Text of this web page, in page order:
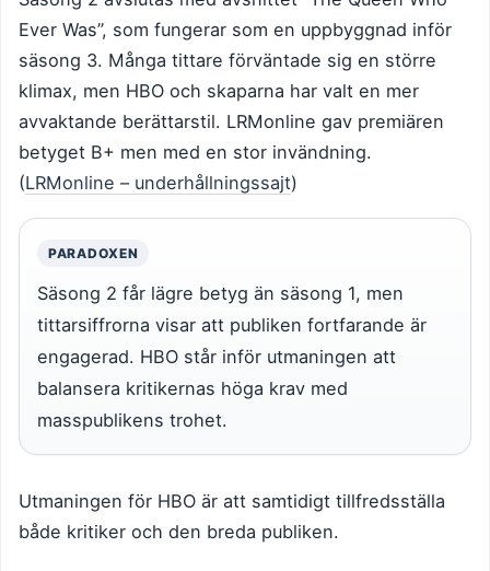
Ever Was”, som fungerar som en uppbyggnad inför
säsong 3. Många tittare förväntade sig en större
klimax, men HBO och skaparna har valt en mer
avvaktande berättarstil. LRMonline gav premiären
betyget B+ men med en stor invändning.
(LRMonline – underhållningssajt)
PARADOXEN
Säsong 2 får lägre betyg än säsong 1, men
tittarsiffrorna visar att publiken fortfarande är
engagerad. HBO står inför utmaningen att
balansera kritikernas höga krav med
masspublikens trohet.
Utmaningen för HBO är att samtidigt tillfredsställa
både kritiker och den breda publiken.